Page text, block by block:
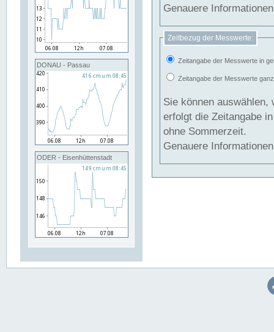
DONAU - Passau
ODER - Eisenhüttenstadt
Genauere
Zeitbezug der Messwerte:
Zeitangabe der Messwerte in
Zeitangabe der Messwerte
Sie können auswählen,
erfolgt die Zeitangabe
ohne Sommerzeit.
Genauere